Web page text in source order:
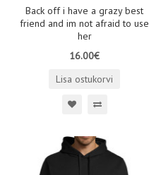
Back off i have a grazy best
friend and im not afraid to use
her
16.00€
Lisa ostukorvi